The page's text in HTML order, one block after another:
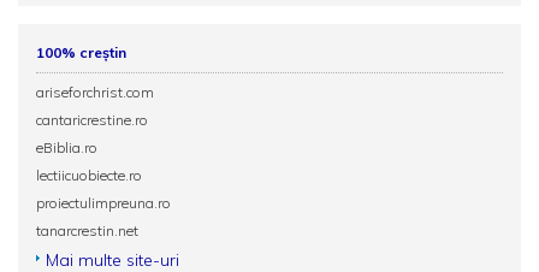
100% creștin
ariseforchrist.com
cantaricrestine.ro
eBiblia.ro
lectiicuobiecte.ro
proiectulimpreuna.ro
tanarcrestin.net
Mai multe site-uri